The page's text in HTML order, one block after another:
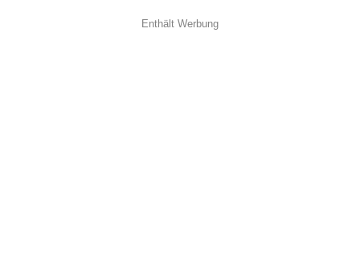
Enthält Werbung